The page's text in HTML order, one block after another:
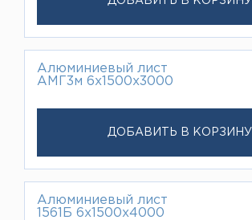
Алюминиевый лист
АМГ3м 6х1500х3000
ДОБАВИТЬ В КОРЗИНУ
Алюминиевый лист
1561Б 6х1500х4000